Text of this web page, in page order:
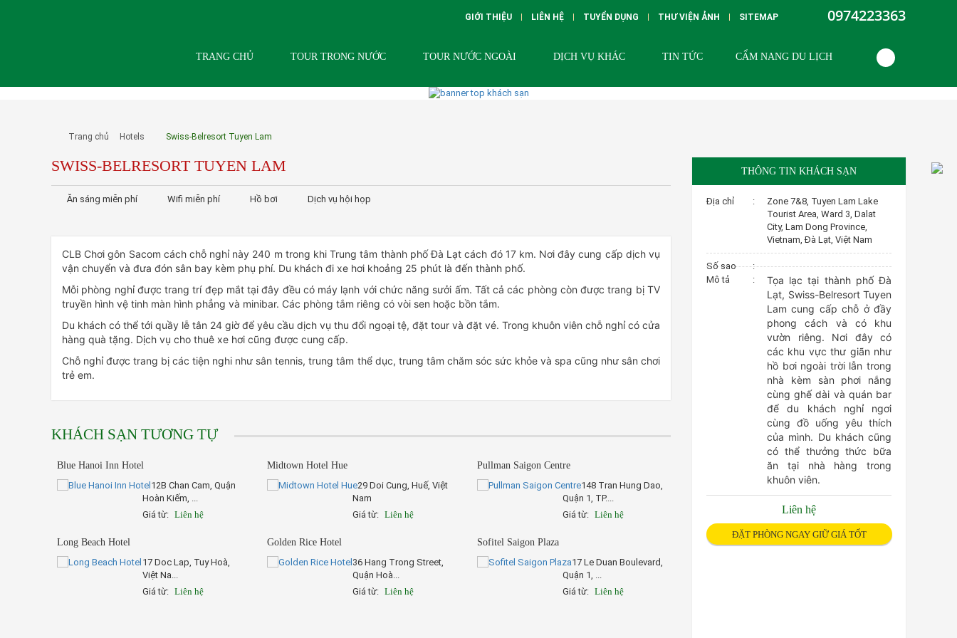
0974223363
GIỚI THIỆU LIÊN HỆ TUYỂN DỤNG THƯ VIỆN ẢNH SITEMAP
TRANG CHỦ TOUR TRONG NƯỚC TOUR NƯỚC NGOÀI DỊCH VỤ KHÁC TIN TỨC CẨM NANG DU LỊCH
Trang chủ Hotels Swiss-Belresort Tuyen Lam
SWISS-BELRESORT TUYEN LAM
Ăn sáng miễn phí Wifi miễn phí Hồ bơi Dịch vụ hội họp
CLB Chơi gôn Sacom cách chỗ nghỉ này 240 m trong khi Trung tâm thành phố Đà Lạt cách đó 17 km. Nơi đây cung cấp dịch vụ
vận chuyển và đưa đón sân bay kèm phụ phí. Du khách đi xe hơi khoảng 25 phút là đến thành phố.
Mỗi phòng nghỉ được trang trí đẹp mắt tại đây đều có máy lạnh với chức năng sưởi ấm. Tất cả các phòng còn được trang bị TV
truyền hình vệ tinh màn hình phẳng và minibar. Các phòng tắm riêng có vòi sen hoặc bồn tắm.
Du khách có thể tới quầy lễ tân 24 giờ để yêu cầu dịch vụ thu đổi ngoại tệ, đặt tour và đặt vé. Trong khuôn viên chỗ nghỉ có cửa
hàng quà tặng. Dịch vụ cho thuê xe hơi cũng được cung cấp.
Chỗ nghỉ được trang bị các tiện nghi như sân tennis, trung tâm thể dục, trung tâm chăm sóc sức khỏe và spa cũng như sân chơi
trẻ em.
KHÁCH SẠN TƯƠNG TỰ
Blue Hanoi Inn Hotel
12B Chan Cam, Quận
Hoàn Kiếm, ...
Giá từ: Liên hệ
Midtown Hotel Hue
29 Doi Cung, Huế, Việt
Nam
Giá từ: Liên hệ
Pullman Saigon Centre
148 Tran Hung Dao,
Quận 1, TP....
Giá từ: Liên hệ
Long Beach Hotel
17 Doc Lap, Tuy Hoà,
Việt Na...
Giá từ: Liên hệ
Golden Rice Hotel
36 Hang Trong Street,
Quận Hoà...
Giá từ: Liên hệ
Sofitel Saigon Plaza
17 Le Duan Boulevard,
Quận 1, ...
Giá từ: Liên hệ
Vietstar Resort & Spa
Nui Thom, An Phu,
Tuy Hoà, Vi...
Giá từ: Liên hệ
The Shells Resort & Spa
THÔNG TIN KHÁCH SẠN
Địa chỉ :
Zone 7&8, Tuyen Lam Lake
Tourist Area, Ward 3, Dalat
City, Lam Dong Province,
Vietnam, Đà Lạt, Việt Nam
Số sao
:
Mô tả
:
Tọa lạc tại thành phố Đà
Lạt, Swiss-Belresort Tuyen
Lam cung cấp chỗ ở đầy
phong cách và có khu
vườn riêng. Nơi đây có
các khu vực thư giãn như
hồ bơi ngoài trời lẫn trong
nhà kèm sàn phơi nắng
cùng ghế dài và quán bar
để du khách nghỉ ngơi
cùng đồ uống yêu thích
của mình. Du khách cũng
có thể thưởng thức bữa
ăn tại nhà hàng trong
khuôn viên.
Liên hệ
ĐẶT PHÒNG NGAY GIỮ GIÁ TỐT